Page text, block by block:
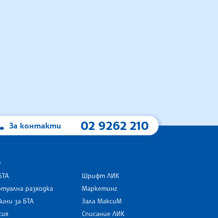
За контакти 02 9262 210
разходка
за БТА
Шрифт ЛИК
Маркетинг
Зала МаксиМ
Списание ЛИК